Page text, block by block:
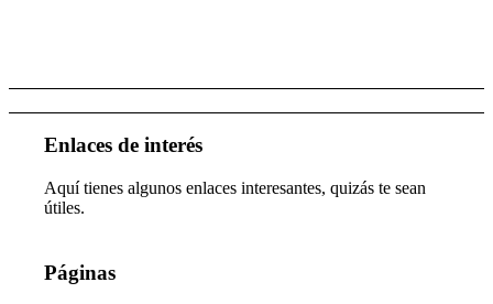
Enlaces de interés
Aquí tienes algunos enlaces interesantes, quizás te sean
útiles.
Páginas